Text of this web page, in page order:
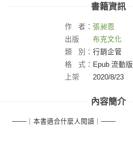
書籍資訊
作 者： 張昶恩
出版
社：
布克文化
類
別： 行銷企管
格
式： Epub 流動版
上架
2020/8/23
內容簡介
───｜本書適合什麼人閱讀｜───